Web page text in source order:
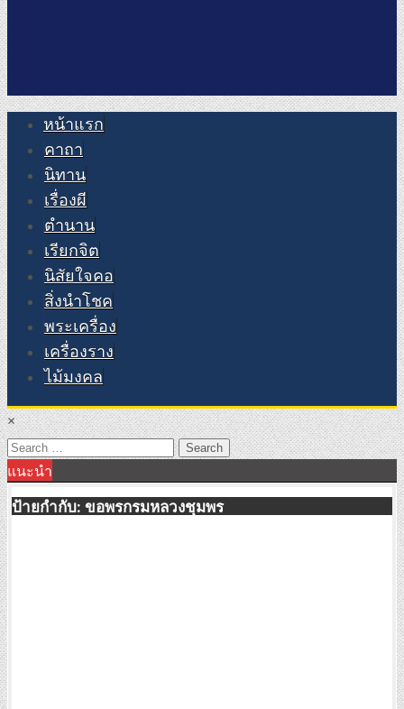
หน้าแรก
คาถา
นิทาน
เรื่องผี
ตำนาน
เรียกจิต
นิสัยใจคอ
สิ่งนำโชค
พระเครื่อง
เครื่องราง
ไม้มงคล
×
Search
for:
แนะนำ
ป้ายกำกับ: ขอพรกรมหลวงชุมพร